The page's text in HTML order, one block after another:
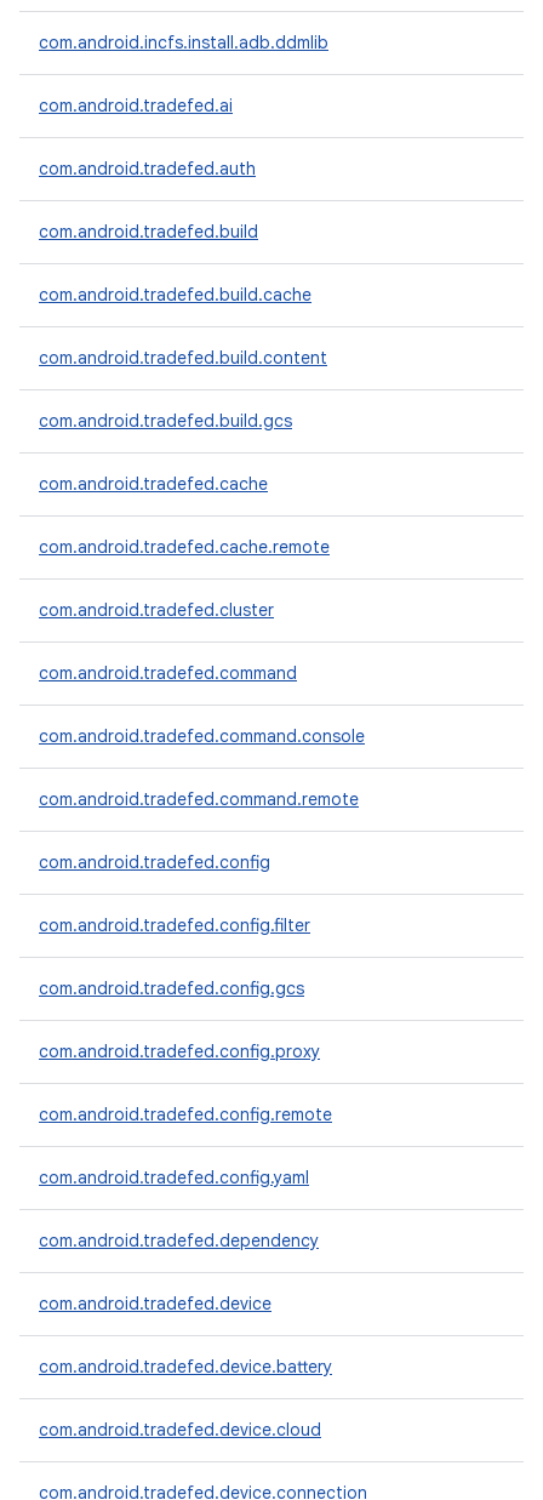
com.android.incfs.install.adb.ddmlib
com.android.tradefed.ai
com.android.tradefed.auth
com.android.tradefed.build
com.android.tradefed.build.cache
com.android.tradefed.build.content
com.android.tradefed.build.gcs
com.android.tradefed.cache
com.android.tradefed.cache.remote
com.android.tradefed.cluster
com.android.tradefed.command
com.android.tradefed.command.console
com.android.tradefed.command.remote
com.android.tradefed.config
com.android.tradefed.config.filter
com.android.tradefed.config.gcs
com.android.tradefed.config.proxy
com.android.tradefed.config.remote
com.android.tradefed.config.yaml
com.android.tradefed.dependency
com.android.tradefed.device
com.android.tradefed.device.battery
com.android.tradefed.device.cloud
com.android.tradefed.device.connection